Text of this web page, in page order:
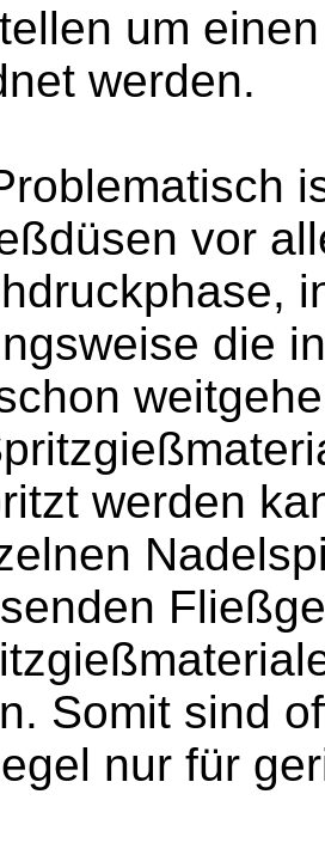
um
werden.
vor
die
werden
Somit sind
nur für